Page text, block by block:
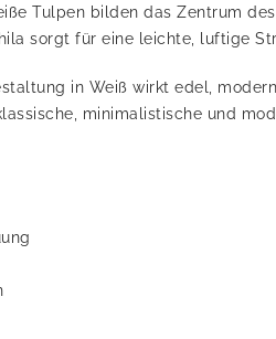
Tulpen bilden das Zentrum
sorgt für eine leichte, luftige
in Weiß wirkt edel,
minimalistische und